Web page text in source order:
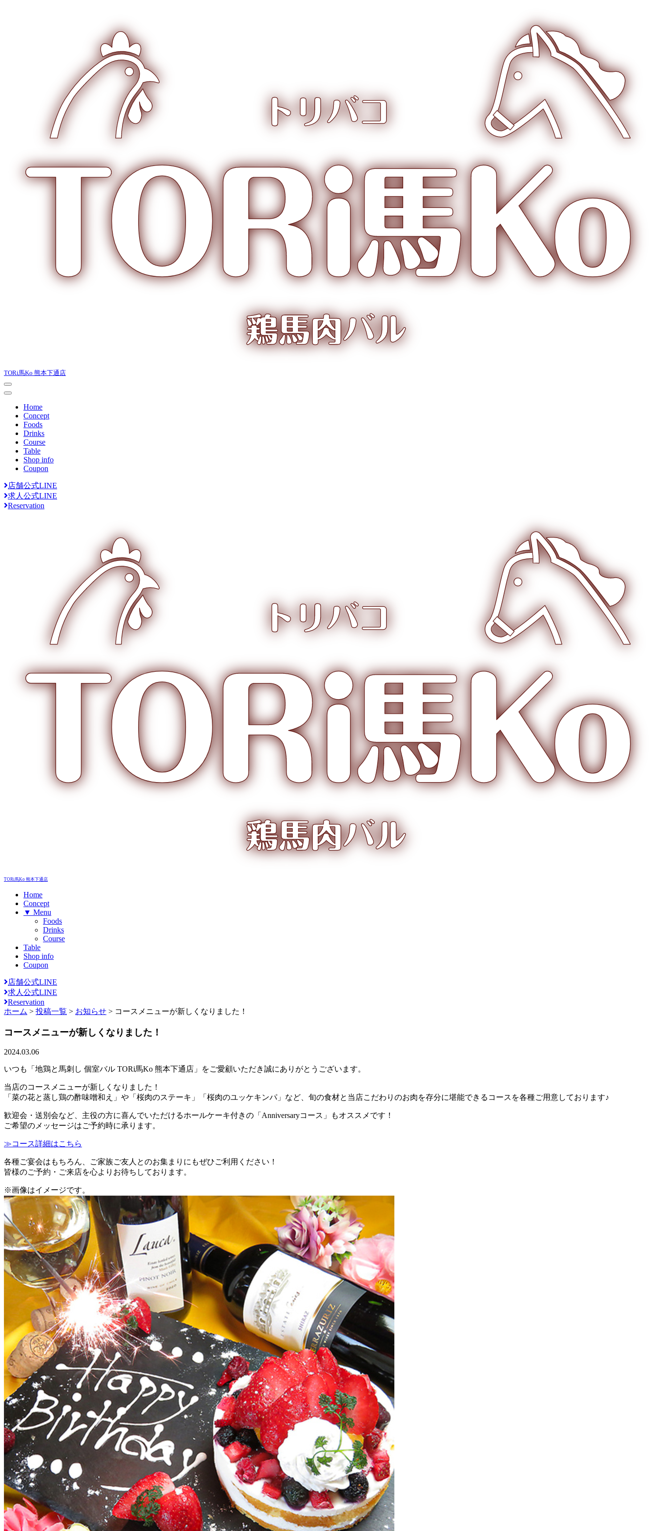
TORi馬Ko 熊本下通店
Home
Concept
Foods
Drinks
Course
Table
Shop info
Coupon
店舗公式LINE
求人公式LINE
Reservation
TORi馬Ko 熊本下通店
Home
Concept
▼ Menu
Foods
Drinks
Course
Table
Shop info
Coupon
店舗公式LINE
求人公式LINE
Reservation
ホーム > 投稿一覧 > お知らせ > コースメニューが新しくなりました！
コースメニューが新しくなりました！
2024.03.06
いつも「地鶏と馬刺し 個室バル TORi馬Ko 熊本下通店」をご愛顧いただき誠にありがとうございます。
当店のコースメニューが新しくなりました！
「菜の花と蒸し鶏の酢味噌和え」や「桜肉のステーキ」「桜肉のユッケキンパ」など、旬の食材と当店こだわりのお肉を存分に堪能できるコースを各種ご用意しております♪
歓迎会・送別会など、主役の方に喜んでいただけるホールケーキ付きの「Anniversaryコース」もオススメです！
ご希望のメッセージはご予約時に承ります。
≫コース詳細はこちら
各種ご宴会はもちろん、ご家族ご友人とのお集まりにもぜひご利用ください！
皆様のご予約・ご来店を心よりお待ちしております。
※画像はイメージです。